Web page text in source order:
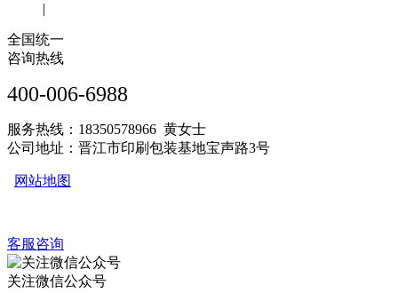
|
全国统一
咨询热线
400-006-6988
服务热线：18350578966 黄女士
公司地址：晋江市印刷包装基地宝声路3号
网站地图
客服咨询
关注微信公众号